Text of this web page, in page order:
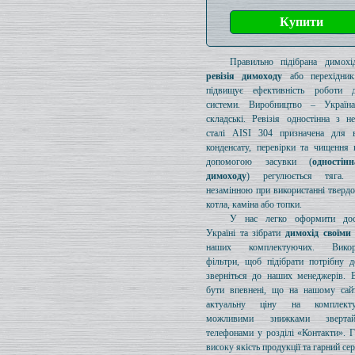
Правильно підібрана
ревізія димоходу або
підвищує ефективність роботи
системи. Виробництво –
складські. Ревізія одностінна з
сталі AISI 304 призначена для
конденсату, перевірки та чищення
допомогою засувки (
димоходу) регулюється
незамінною при використанні
котла, каміна або топки.
У нас легко оформити
Україні та зібратидимохід
наших комплектуючих.
фільтри, щоб підібрати потрібну
зверніться до наших менеджерів.
бути впевнені, що на нашому
актуальну ціну на
можливими знижками
телефонами у розділі «Контакти».
високу якість продукції та гарний